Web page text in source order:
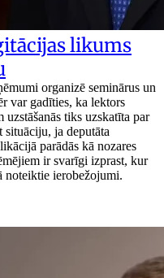
likums
organizē seminārus un
var gadīties, ka lektors
uzstāšanās tiks uzskatīta par
situāciju, ja deputāta
parādās kā nozares
ir svarīgi izprast, kur
noteiktie ierobežojumi.